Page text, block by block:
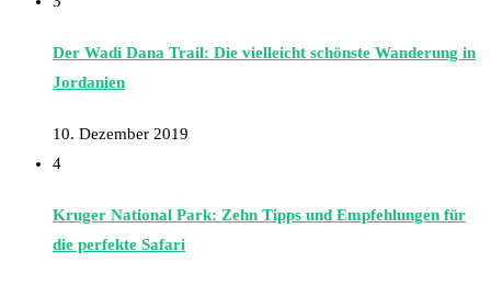
Der Wadi Dana Trail: Die vielleicht schönste Wanderung in
Jordanien
10. Dezember 2019
4
Kruger National Park: Zehn Tipps und Empfehlungen für
die perfekte Safari